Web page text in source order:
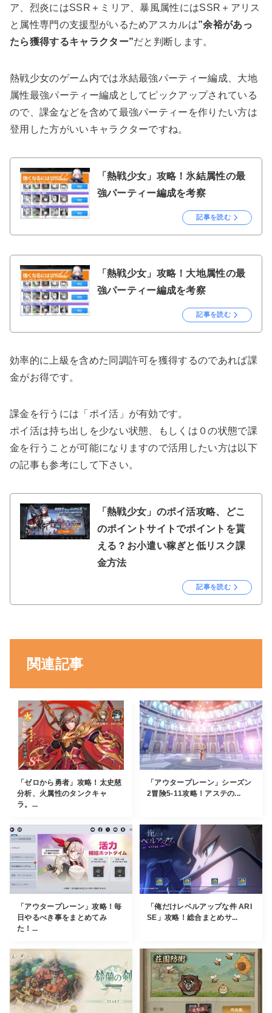
ア、烈炎にはSSR＋ミリア、暴風属性にはSSR＋アリス
と属性専門の支援型がいるためアスカルは”余裕があっ
たら獲得するキャラクター”だと判断します。
熱戦少女のゲーム内では氷結最強パーティー編成、大地
属性最強パーティー編成としてピックアップされている
ので、課金などを含めて最強パーティーを作りたい方は
登用した方がいいキャラクターですね。
「熱戦少女」攻略！氷結属性の最
強パーティー編成を考察
記事を読む
「熱戦少女」攻略！大地属性の最
強パーティー編成を考察
記事を読む
効率的に上級を含めた同調許可を獲得するのであれば課
金がお得です。
課金を行うには「ポイ活」が有効です。
ポイ活は持ち出しを少ない状態、もしくは０の状態で課
金を行うことが可能になりますので活用したい方は以下
の記事も参考にして下さい。
「熱戦少女」のポイ活攻略、どこ
のポイントサイトでポイントを貰
える？お小遣い稼ぎと低リスク課
金方法
記事を読む
関連記事
「ゼロから勇者」攻略！太史慈
分析、火属性のタンクキャ
ラ。...
「アウタープレーン」シーズン
2冒険5-11攻略！アステの...
「アウタープレーン」攻略！毎
日やるべき事をまとめてみ
た！...
「俺だけレベルアップな件 ARI
SE」攻略！総合まとめサ...